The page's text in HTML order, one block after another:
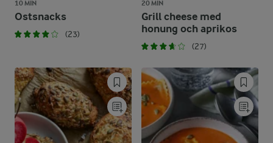
10 MIN
Ostsnacks
(23)
20 MIN
Grill cheese med
honung och aprikos
(27)